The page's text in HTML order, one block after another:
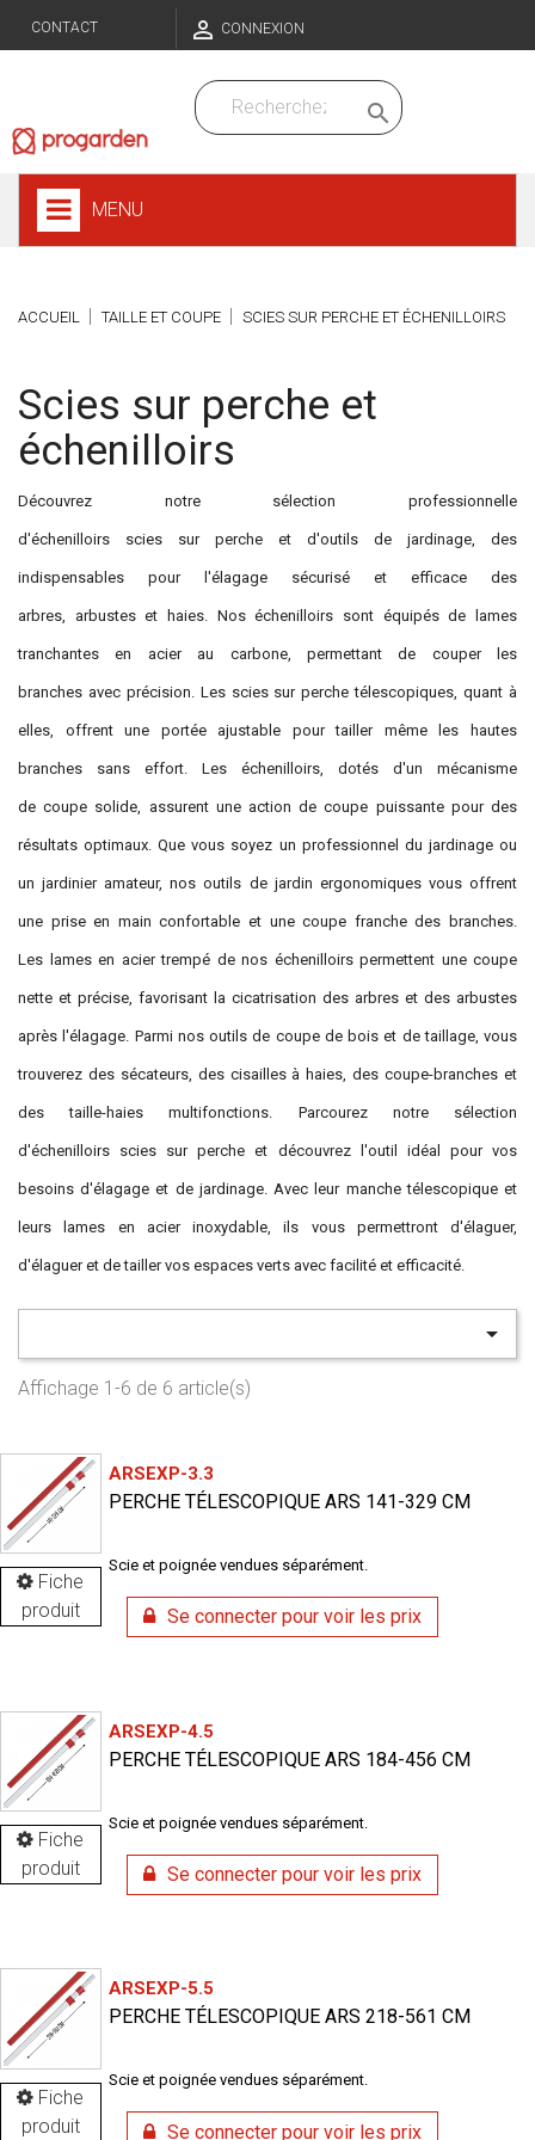
CONTACT  CONNEXION

MENU
ACCUEIL TAILLE ET COUPE SCIES SUR PERCHE ET ÉCHENILLOIRS
Scies sur perche et
échenilloirs
Découvrez notre sélection professionnelle
d'échenilloirs scies sur perche et d'outils de jardinage, des
indispensables pour l'élagage sécurisé et efficace des
arbres, arbustes et haies. Nos échenilloirs sont équipés de lames
tranchantes en acier au carbone, permettant de couper les
branches avec précision. Les scies sur perche télescopiques, quant à
elles, offrent une portée ajustable pour tailler même les hautes
branches sans effort. Les échenilloirs, dotés d'un mécanisme
de coupe solide, assurent une action de coupe puissante pour des
résultats optimaux. Que vous soyez un professionnel du jardinage ou
un jardinier amateur, nos outils de jardin ergonomiques vous offrent
une prise en main confortable et une coupe franche des branches.
Les lames en acier trempé de nos échenilloirs permettent une coupe
nette et précise, favorisant la cicatrisation des arbres et des arbustes
après l'élagage. Parmi nos outils de coupe de bois et de taillage, vous
trouverez des sécateurs, des cisailles à haies, des coupe-branches et
des taille-haies multifonctions. Parcourez notre sélection
d'échenilloirs scies sur perche et découvrez l'outil idéal pour vos
besoins d'élagage et de jardinage. Avec leur manche télescopique et
leurs lames en acier inoxydable, ils vous permettront d'élaguer,
d'élaguer et de tailler vos espaces verts avec facilité et efficacité.

Affichage 1-6 de 6 article(s)
Fiche
produit
ARSEXP-3.3
PERCHE TÉLESCOPIQUE ARS 141-329 CM
Scie et poignée vendues séparément.
Se connecter pour voir les prix
Fiche
produit
ARSEXP-4.5
PERCHE TÉLESCOPIQUE ARS 184-456 CM
Scie et poignée vendues séparément.
Se connecter pour voir les prix
Fiche
produit
ARSEXP-5.5
PERCHE TÉLESCOPIQUE ARS 218-561 CM
Scie et poignée vendues séparément.
Se connecter pour voir les prix